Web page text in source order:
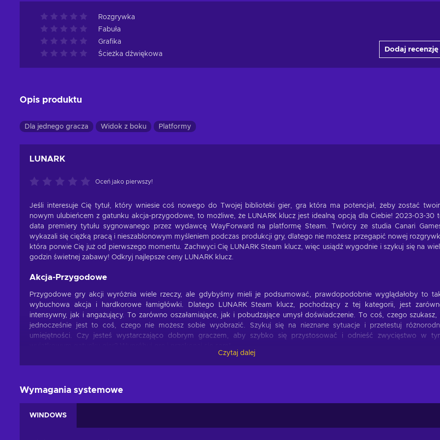
Rozgrywka
Fabuła
Grafika
Ścieżka dźwiękowa
Dodaj recenzję
Opis produktu
Dla jednego gracza Widok z boku Platformy
LUNARK
Oceń jako pierwszy!
Jeśli interesuje Cię tytuł, który wniesie coś nowego do Twojej biblioteki gier, gra która ma potencjał, żeby zostać
nowym ulubieńcem z gatunku akcja-przygodowe, to możliwe, że LUNARK klucz jest idealną opcją dla Ciebie! 2023-03-30
data premiery tytułu sygnowanego przez wydawcę WayForward na platformę Steam. Twórcy ze studia Canari
wykazali się ciężką pracą i nieszablonowym myśleniem podczas produkcji gry, dlatego nie możesz przegapić nowej
która porwie Cię już od pierwszego momentu. Zachwyci Cię LUNARK Steam klucz, więc usiądź wygodnie i szykuj się na
godzin świetnej zabawy! Odkryj najlepsze ceny LUNARK klucz.
Akcja-Przygodowe
Przygodowe gry akcji wyróżnia wiele rzeczy, ale gdybyśmy mieli je podsumować, prawdopodobnie wyglądałoby to
wybuchowa akcja i hardkorowe łamigłówki. Dlatego LUNARK Steam klucz, pochodzący z tej kategorii, jest
intensywny, jak i angażujący. To zarówno oszałamiające, jak i pobudzające umysł doświadczenie. To coś, czego szukasz,
jednocześnie jest to coś, czego nie możesz sobie wyobrazić. Szykuj się na nieznane sytuacje i przetestuj
umiejętności. Czy jesteś wystarczająco dobrym graczem, aby szybko się przystosować i odnieść zwycięstwo w
Cechy rozgrywki
cech rozgrywki, które z pewnością Ci się spodobają:
Platformówka 2D – Omijasz przeszkody na swojej drodze w dwuwymiarowym świecie, w tym celu wspinasz się, skaczesz,
Czytaj dalej
Wymagania systemowe
WINDOWS